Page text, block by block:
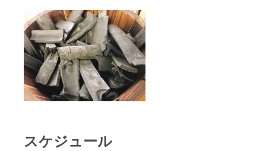
スケジュール